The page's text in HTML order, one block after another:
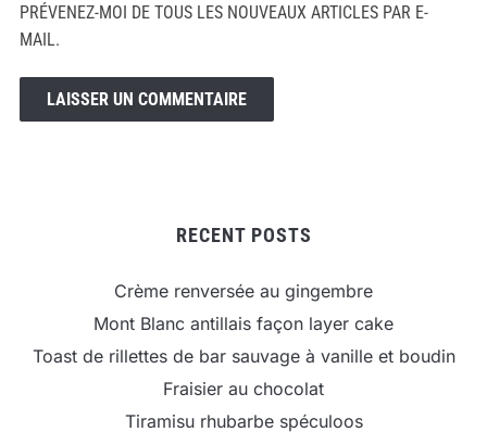
PRÉVENEZ-MOI DE TOUS LES NOUVEAUX ARTICLES PAR E-
MAIL.
RECENT POSTS
Crème renversée au gingembre
Mont Blanc antillais façon layer cake
Toast de rillettes de bar sauvage à vanille et boudin
Fraisier au chocolat
Tiramisu rhubarbe spéculoos